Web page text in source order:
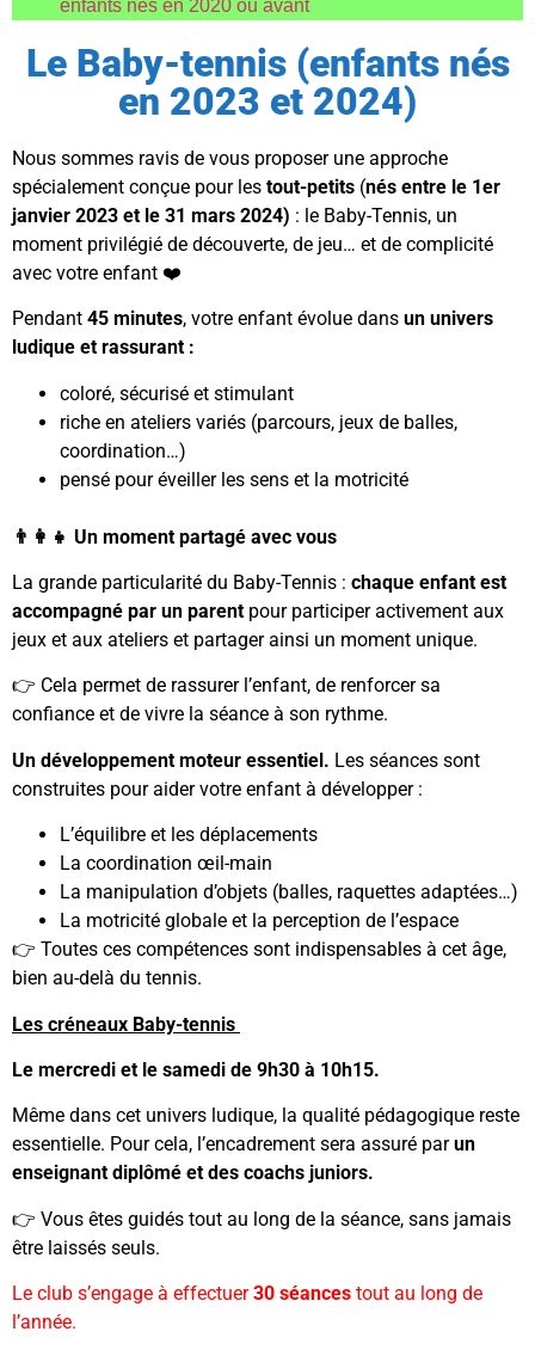
enfants nés en 2020 ou avant
Le Baby-tennis (enfants nés
en 2023 et 2024)
Nous sommes ravis de vous proposer une approche
spécialement conçue pour les tout-petits (nés entre le 1er
janvier 2023 et le 31 mars 2024) : le Baby-Tennis, un
moment privilégié de découverte, de jeu… et de complicité
avec votre enfant ❤️
Pendant 45 minutes, votre enfant évolue dans un univers
ludique et rassurant :
coloré, sécurisé et stimulant
riche en ateliers variés (parcours, jeux de balles,
coordination…)
pensé pour éveiller les sens et la motricité
👨‍👩‍👧 Un moment partagé avec vous
La grande particularité du Baby-Tennis : chaque enfant est
accompagné par un parent pour participer activement aux
jeux et aux ateliers et partager ainsi un moment unique.
👉 Cela permet de rassurer l’enfant, de renforcer sa
confiance et de vivre la séance à son rythme.
Un développement moteur essentiel. Les séances sont
construites pour aider votre enfant à développer :
L’équilibre et les déplacements
La coordination œil-main
La manipulation d’objets (balles, raquettes adaptées…)
La motricité globale et la perception de l’espace
👉 Toutes ces compétences sont indispensables à cet âge,
bien au-delà du tennis.
Les créneaux Baby-tennis
Le mercredi et le samedi de 9h30 à 10h15.
Même dans cet univers ludique, la qualité pédagogique reste
essentielle. Pour cela, l’encadrement sera assuré parun
enseignant diplômé et des coachs juniors.
👉 Vous êtes guidés tout au long de la séance, sans jamais
être laissés seuls.
Le club s’engage à effectuer30 séances tout au long de
l’année.